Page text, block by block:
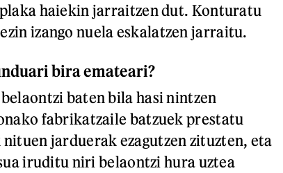
haiekin jarraitzen dut. Konturatu
izango nuela eskalatzen jarraitu.
bira emateari?
baten bila hasi nintzen
fabrikatzaile batzuek prestatu
jarduerak ezagutzen zituzten, eta
iruditu niri belaontzi hura uztea